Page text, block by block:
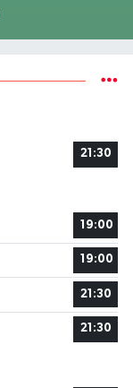
21:30
19:00
19:00
21:30
21:30